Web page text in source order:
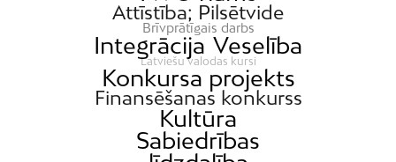
Attīstība; Pilsētvide
Brīvprātīgais darbs
Integrācija Veselība
Latviešu valodas kursi
Konkursa projekts
Finansēšanas konkurss
Kultūra
Sabiedrības